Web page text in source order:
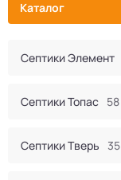
Каталог
Септики Элемент
Септики Топас 58
Септики Тверь 35